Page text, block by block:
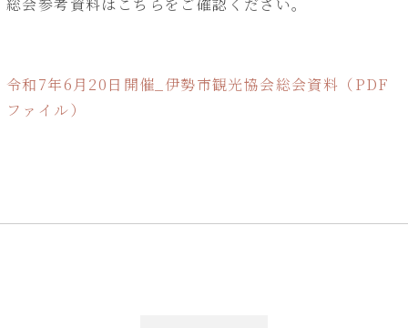
令和7年6月20日開催_伊勢市観光協会総会資料（PDF
ファイル）